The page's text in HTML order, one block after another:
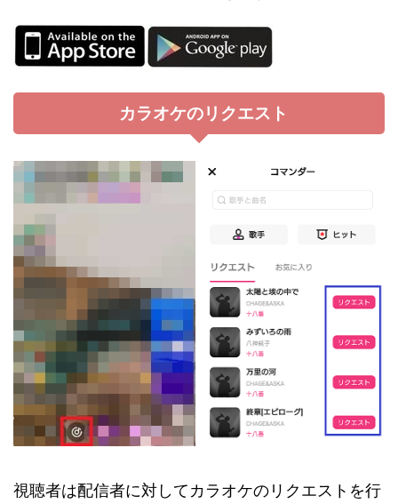
カラオケのリクエスト
視聴者は配信者に対してカラオケのリクエストを行